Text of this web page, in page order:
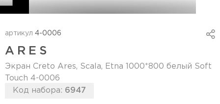
артикул 4-0006
ARES
Экран Creto Ares, Scala, Etna 1000*800 белый Soft
Touch 4-0006
Код набора: 6947